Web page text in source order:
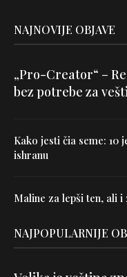
NAJNOVIJE OBJAVE
„Pro-Creator“ –
bez potrebe za
Kako jesti čia seme: 10
ishranu
Maline za lepši ten, ali i
NAJPOPULARNIJE